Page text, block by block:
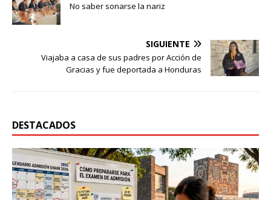
No saber sonarse la nariz
SIGUIENTE
Viajaba a casa de sus padres por Acción de
Gracias y fue deportada a Honduras
DESTACADOS